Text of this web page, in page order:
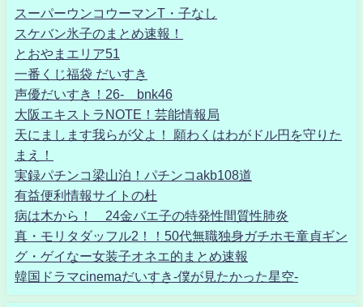
スーパーウンコウーマンT・子なし
スケバン氷子のまとめ速報！
とおやまエリア51
一番くじ福袋 だいすき
声優だいすき！26- bnk46
大阪エキストラNOTE！芸能情報局
天にまします我らが父よ！ 願わくはわがドル円を守りた
まえ！
実録パチンコ梁山泊！パチンコakb108道
有益便利情報サイトの杜
病は木から！ 24金バエ子の特発性間質性肺炎
真・モリタダッフル2！！50代無職独身ガチホモ童貞ギン
グ・ゲイなー女装子オネエ的まとめ速報
韓国ドラマcinemaだいすき-僕が見たかった星空-